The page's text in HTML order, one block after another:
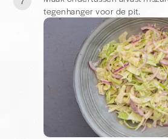
tegenhanger voor de pit.